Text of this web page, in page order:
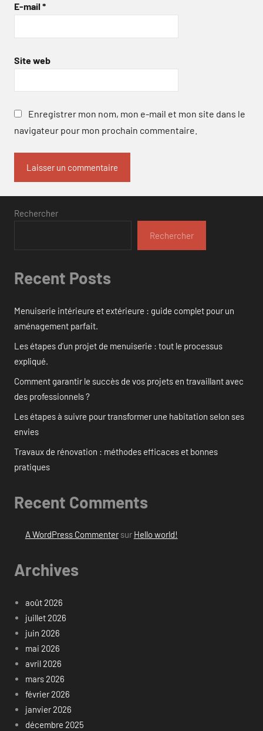
E-mail *
Site web
Enregistrer mon nom, mon e-mail et mon site dans le
navigateur pour mon prochain commentaire.
Rechercher
Rechercher
Recent Posts
Menuiserie intérieure et extérieure : guide complet pour un
aménagement parfait.
Les étapes d’un projet de menuiserie : tout le processus
expliqué.
Comment garantir le succès de vos projets en travaillant avec
des professionnels ?
Les étapes à suivre pour transformer une habitation selon ses
envies
Travaux de rénovation : méthodes efficaces et bonnes
pratiques
Recent Comments
A WordPress Commentersur Hello world!
Archives
août 2026
juillet 2026
juin 2026
mai 2026
avril 2026
mars 2026
février 2026
janvier 2026
décembre 2025